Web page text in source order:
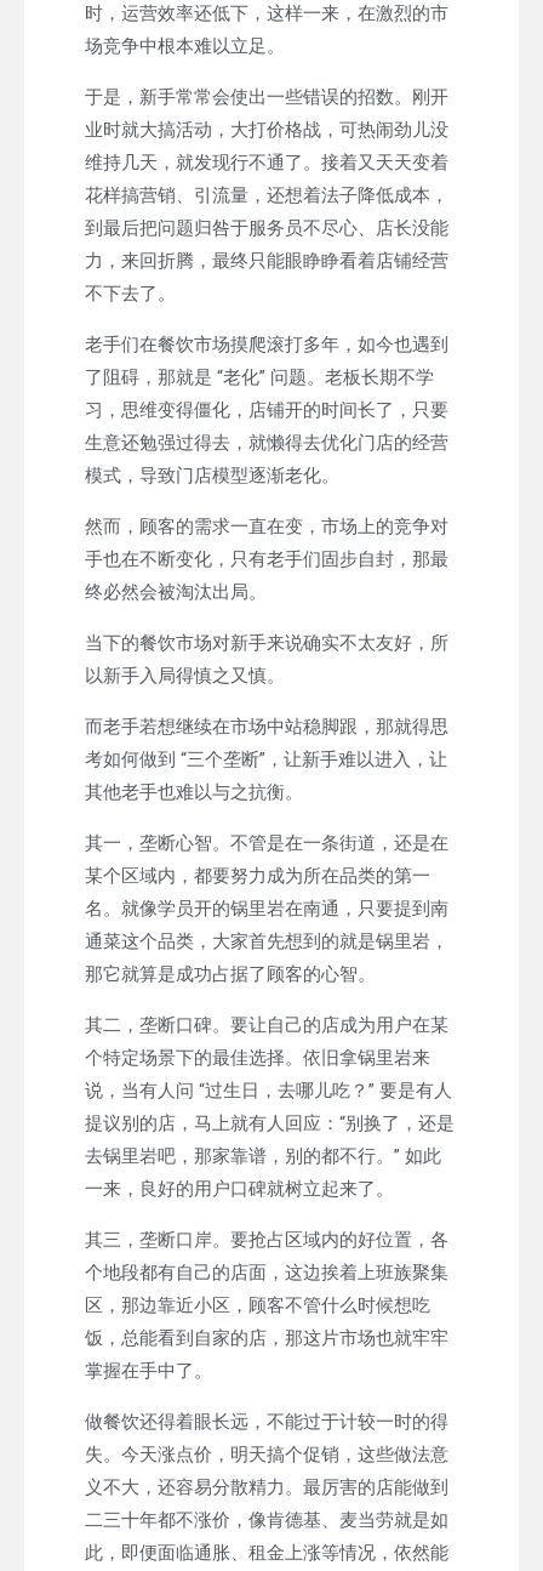
时，运营效率还低下，这样一来，在激烈的市
场竞争中根本难以立足。
于是，新手常常会使出一些错误的招数。刚开
业时就大搞活动，大打价格战，可热闹劲儿没
维持几天，就发现行不通了。接着又天天变着
花样搞营销、引流量，还想着法子降低成本，
到最后把问题归咎于服务员不尽心、店长没能
力，来回折腾，最终只能眼睁睁看着店铺经营
不下去了。
老手们在餐饮市场摸爬滚打多年，如今也遇到
了阻碍，那就是 “老化” 问题。老板长期不学
习，思维变得僵化，店铺开的时间长了，只要
生意还勉强过得去，就懒得去优化门店的经营
模式，导致门店模型逐渐老化。
然而，顾客的需求一直在变，市场上的竞争对
手也在不断变化，只有老手们固步自封，那最
终必然会被淘汰出局。
当下的餐饮市场对新手来说确实不太友好，所
以新手入局得慎之又慎。
而老手若想继续在市场中站稳脚跟，那就得思
考如何做到 “三个垄断”，让新手难以进入，让
其他老手也难以与之抗衡。
其一，垄断心智。不管是在一条街道，还是在
某个区域内，都要努力成为所在品类的第一
名。就像学员开的锅里岩在南通，只要提到南
通菜这个品类，大家首先想到的就是锅里岩，
那它就算是成功占据了顾客的心智。
其二，垄断口碑。要让自己的店成为用户在某
个特定场景下的最佳选择。依旧拿锅里岩来
说，当有人问 “过生日，去哪儿吃？” 要是有人
提议别的店，马上就有人回应：“别换了，还是
去锅里岩吧，那家靠谱，别的都不行。” 如此
一来，良好的用户口碑就树立起来了。
其三，垄断口岸。要抢占区域内的好位置，各
个地段都有自己的店面，这边挨着上班族聚集
区，那边靠近小区，顾客不管什么时候想吃
饭，总能看到自家的店，那这片市场也就牢牢
掌握在手中了。
做餐饮还得着眼长远，不能过于计较一时的得
失。今天涨点价，明天搞个促销，这些做法意
义不大，还容易分散精力。最厉害的店能做到
二三十年都不涨价，像肯德基、麦当劳就是如
此，即便面临通胀、租金上涨等情况，依然能